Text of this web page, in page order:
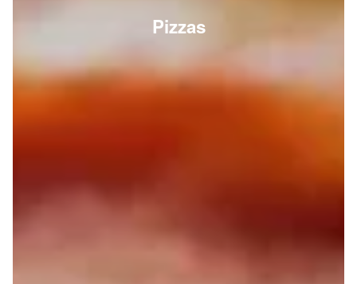
Pizzas